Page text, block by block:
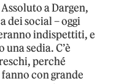
a Dargen,
dei social – oggi
indispettiti, e
sedia. C’è
perché
con grande